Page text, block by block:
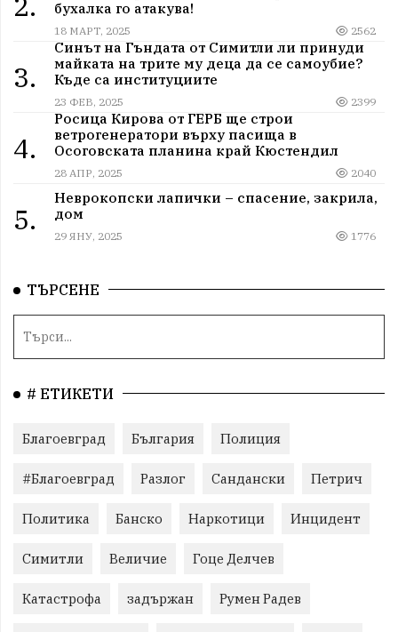
бухалка го атакува!
18 МАРТ, 2025 2562
3.
Синът на Гъндата от Симитли ли принуди
майката на трите му деца да се самоубие?
Къде са институциите
23 ФЕВ, 2025 2399
4.
Росица Кирова от ГЕРБ ще строи
ветрогенератори върху пасища в
Осоговската планина край Кюстендил
28 АПР, 2025 2040
5.
Неврокопски лапички – спасение, закрила,
дом
29 ЯНУ, 2025 1776
ТЪРСЕНЕ
# ЕТИКЕТИ
Благоевград България Полиция
#Благоевград Разлог Сандански Петрич
Политика Банско Наркотици Инцидент
Симитли Величие Гоце Делчев
Катастрофа задържан Румен Радев